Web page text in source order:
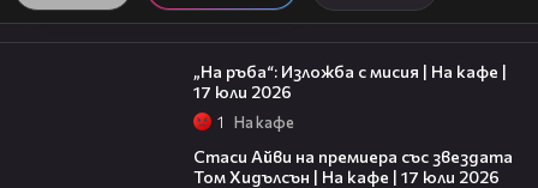
09:09
„На ръба“: Изложба с мисия | На кафе |
17 юли 2026
1 На кафе
Стаси Айви на премиера със звездата
Том Хидълсън | На кафе | 17 юли 2026